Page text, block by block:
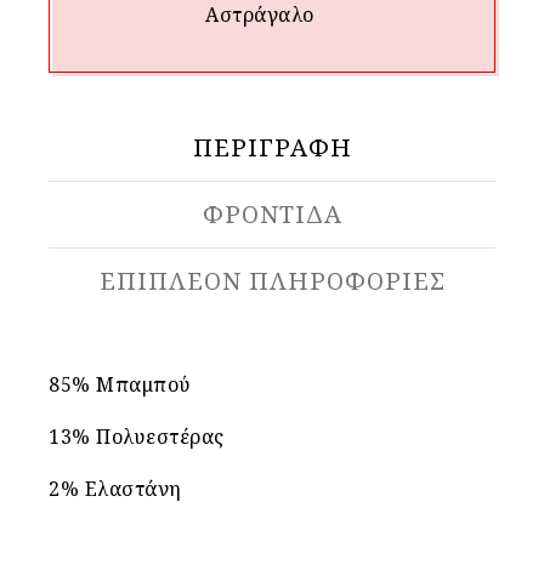
Aστράγαλο
ΠΕΡΙΓΡΑΦΉ
ΦΡΟΝΤΙΔΑ
ΕΠΙΠΛΈΟΝ ΠΛΗΡΟΦΟΡΊΕΣ
85% Μπαμπού
13% Πολυεστέρας
2% Ελαστάνη